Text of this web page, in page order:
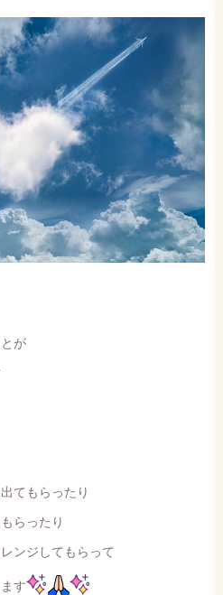
が
てもらったり
らったり
ンジしてもらって
す